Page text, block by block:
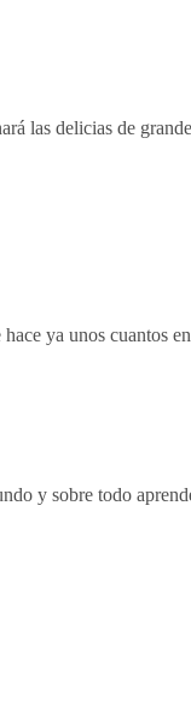
las delicias de
ya unos cuantos
y sobre todo